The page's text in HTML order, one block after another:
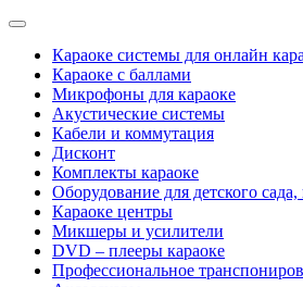
Categories
Караоке системы для онлайн
Караоке с баллами
Микрофоны для караоке
Акустические системы
Кабели и коммутация
Дисконт
Комплекты караоке
Оборудование для детского
Караоке центры
Микшеры и усилители
DVD – плееры караоке
Профессиональное